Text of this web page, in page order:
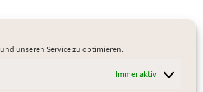
unseren Service zu optimieren.
Immer aktiv